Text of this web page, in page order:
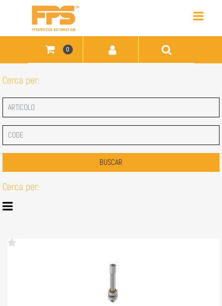
0
Cerca per:
Cerca per:
Open menu